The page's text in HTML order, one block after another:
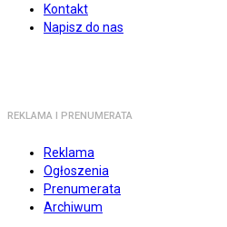
Kontakt
Napisz do nas
REKLAMA I PRENUMERATA
Reklama
Ogłoszenia
Prenumerata
Archiwum